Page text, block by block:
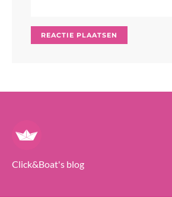
Click&Boat's blog